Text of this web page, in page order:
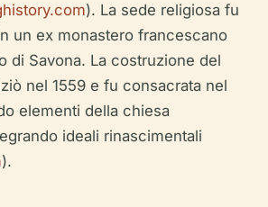
). La sede religiosa fu
un ex monastero francescano
di Savona. La costruzione del
nel 1559 e fu consacrata nel
elementi della chiesa
ideali rinascimentali
).